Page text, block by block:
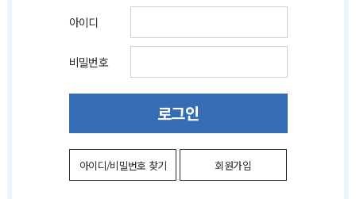
아이디
비밀번호
로그인
아이디/비밀번호 찾기 회원가입